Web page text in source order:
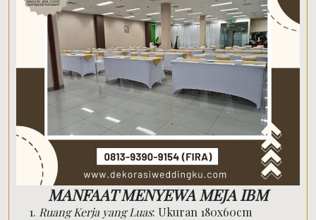
MANFAAT MENYEWA MEJA IBM
Ruang Kerja yang Luas: Ukuran 180x60cm